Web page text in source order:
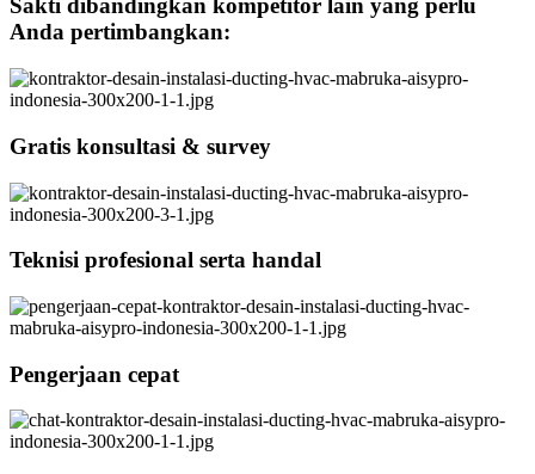
Sakti dibandingkan kompetitor lain yang perlu
Anda pertimbangkan:
Gratis konsultasi & survey
Teknisi profesional serta handal
Pengerjaan cepat